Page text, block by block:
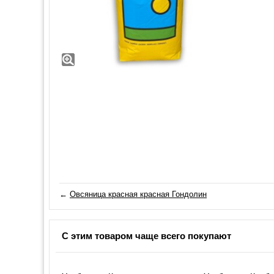
← Овсяница красная красная Гондолин
С этим товаром чаще всего покупают